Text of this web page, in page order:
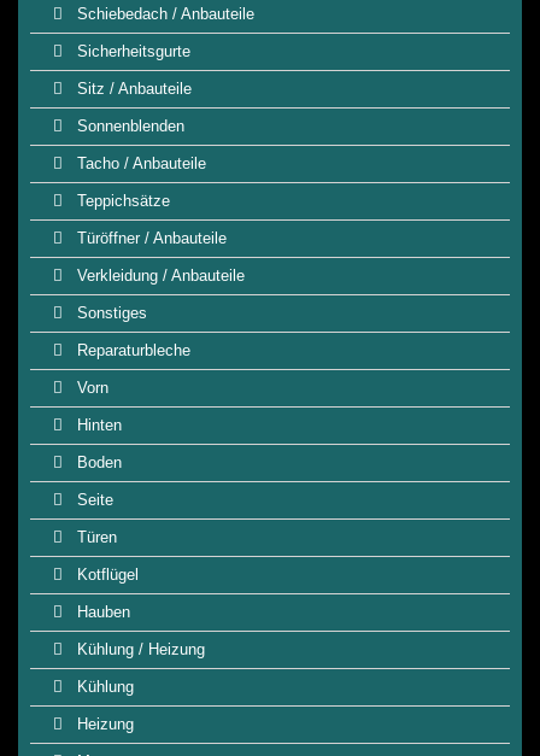
Schiebedach / Anbauteile
Sicherheitsgurte
Sitz / Anbauteile
Sonnenblenden
Tacho / Anbauteile
Teppichsätze
Türöffner / Anbauteile
Verkleidung / Anbauteile
Sonstiges
Reparaturbleche
Vorn
Hinten
Boden
Seite
Türen
Kotflügel
Hauben
Kühlung / Heizung
Kühlung
Heizung